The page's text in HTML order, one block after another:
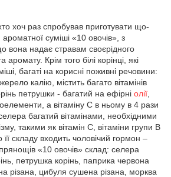
хоч раз спробував приготувати що-
суміші «10 овочів», з
вона надає стравам своєрідного
Крім того білі корінці, які
багаті на корисні поживні речовини:
калію, містить багато вітамінів
петрушки - багатий на ефірні олії
а вітаміну С в ньому в 4 рази
багатий вітамінами, необхідними
такими як вітамін С, вітаміни групи В
складу входить чоловічий гормон –
«10 овочів» склад: селера
петрушка корінь, паприка червона
різана, цибуля сушена різана, морква